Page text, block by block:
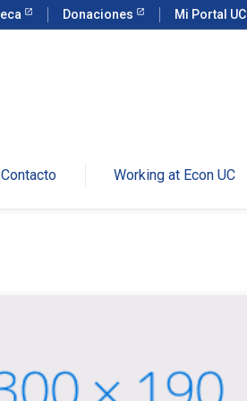
Donaciones Mi Portal UC
Contacto Working at Econ UC